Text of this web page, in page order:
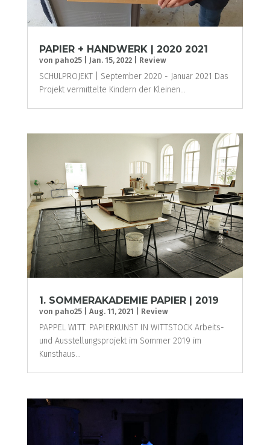
PAPIER + HANDWERK | 2020 2021
von paho25| Jan. 15, 2022| Review
SCHULPROJEKT | September 2020 - Januar 2021 Das
Projekt vermittelte Kindern der Kleinen...
1. SOMMERAKADEMIE PAPIER | 2019
von paho25| Aug. 11, 2021 Review
PAPPEL WITT. PAPIERKUNST IN WITTSTOCK Arbeits-
und Ausstellungsprojekt im Sommer 2019 im
Kunsthaus...